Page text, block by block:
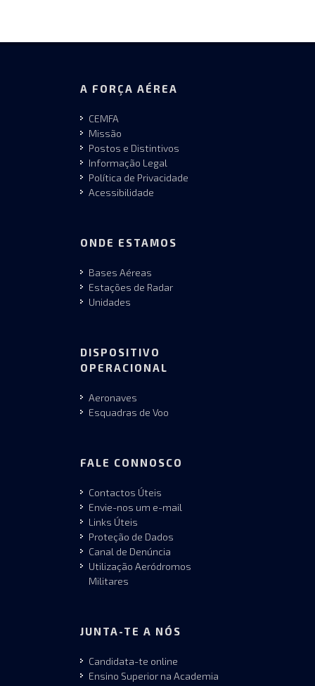
A FORÇA AÉREA
CEMFA
Missão
Postos e Distintivos
Informação Legal
Política de Privacidade
Acessibilidade
ONDE ESTAMOS
Bases Aéreas
Estações de Radar
Unidades
DISPOSITIVO
OPERACIONAL
Aeronaves
Esquadras de Voo
FALE CONNOSCO
Contactos Úteis
Envie-nos um e-mail
Links Úteis
Proteção de Dados
Canal de Denúncia
Utilização Aeródromos
Militares
JUNTA-TE A NÓS
Candidata-te online
Ensino Superior na Academia